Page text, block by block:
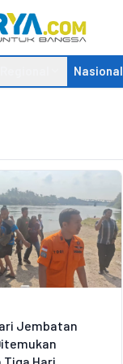
Nasional
Jembatan